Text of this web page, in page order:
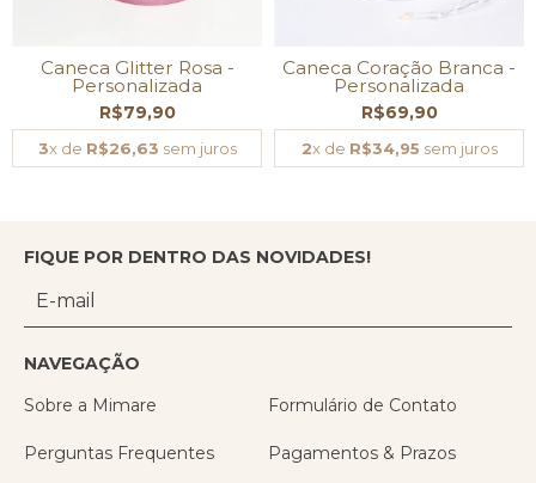
Caneca Glitter Rosa -
Personalizada
R$79,90
3x de R$26,63 sem juros
Caneca Coração Branca -
Personalizada
R$69,90
2x de R$34,95 sem juros
FIQUE POR DENTRO DAS NOVIDADES!
NAVEGAÇÃO
Sobre a Mimare
Formulário de Contato
Perguntas Frequentes Pagamentos & Prazos